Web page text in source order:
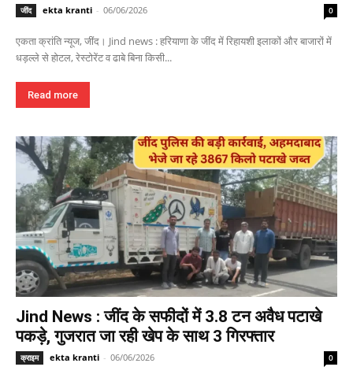
जींद ekta kranti - 06/06/2026 0
एकता क्रांति न्यूज, जींद। Jind news : हरियाणा के जींद में रिहायशी इलाकों और बाजारों में
धड़ल्ले से होटल, रेस्टोरेंट व ढाबे बिना किसी...
Read more
Jind News : जींद के सफीदों में 3.8 टन अवैध पटाखे
पकड़े, गुजरात जा रही खेप के साथ 3 गिरफ्तार
क्राइम ekta kranti - 06/06/2026 0